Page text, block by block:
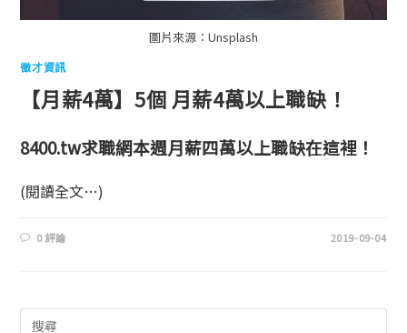
圖片來源：Unsplash
徵才資訊
【月薪4萬】5個 月薪4萬以上職缺！
8400.tw求職網本週月薪四萬以上職缺在這裡！
(閱讀全文…)
0 評論 2019-09-04